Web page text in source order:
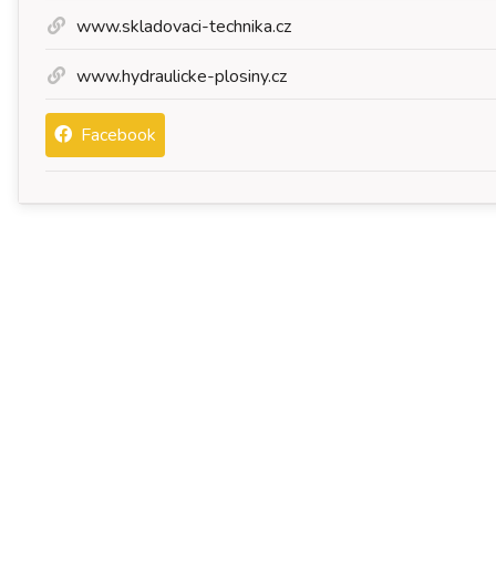
www.skladovaci-technika.cz
www.hydraulicke-plosiny.cz
Facebook